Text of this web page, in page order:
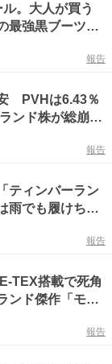
。大人が買う
最強黒ブーツを
報告
PVHは6.43％
ンド株が総崩
落｜6月17日
報告
ティンバーラン
雨でも履けちゃ
報告
TEX搭載で死角
ンド傑作「モッ
報告